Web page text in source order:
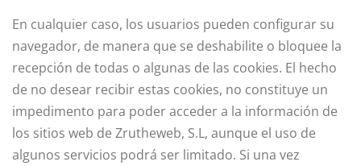
En cualquier caso, los usuarios pueden configurar su
navegador, de manera que se deshabilite o bloquee la
recepción de todas o algunas de las cookies. El hecho
de no desear recibir estas cookies, no constituye un
impedimento para poder acceder a la información de
los sitios web de Zrutheweb, S.L, aunque el uso de
algunos servicios podrá ser limitado. Si una vez